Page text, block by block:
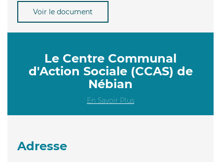
Voir le document
Le Centre Communal
d'Action Sociale (CCAS) de
Nébian
En Savoir Plus
Adresse